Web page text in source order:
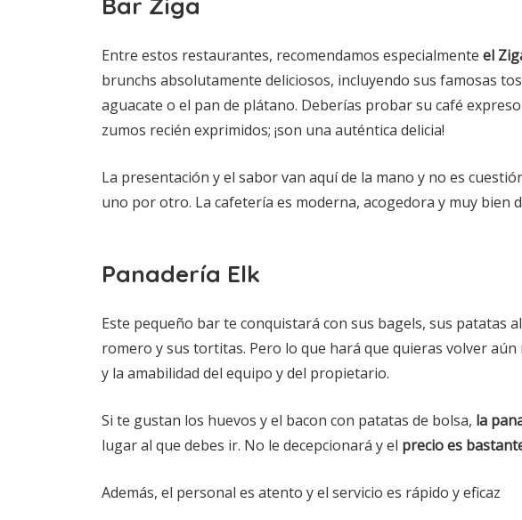
Entre estos restaurantes, recomendamos especialmente el
brunchs absolutamente deliciosos, incluyendo sus famosas
aguacate o el pan de plátano. Deberías probar su café
zumos recién exprimidos; ¡son una auténtica delicia!
La presentación y el sabor van aquí de la mano y no es
uno por otro. La cafetería es moderna, acogedora y muy bien
Panadería Elk
Este pequeño bar te conquistará con sus bagels, sus patatas
romero y sus tortitas. Pero lo que hará que quieras volver aún
y la amabilidad del equipo y del propietario.
Si te gustan los huevos y el bacon con patatas de bolsa, la
lugar al que debes ir. No le decepcionará y el precio es
Además, el personal es atento y el servicio es rápido y eficaz